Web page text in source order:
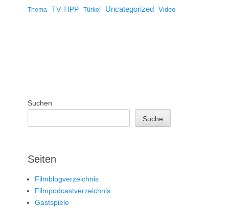
Thema TV-TIPP Türkei Uncategorized Video
Suchen
Suche
Seiten
Filmblogverzeichnis
Filmpodcastverzeichnis
Gastspiele